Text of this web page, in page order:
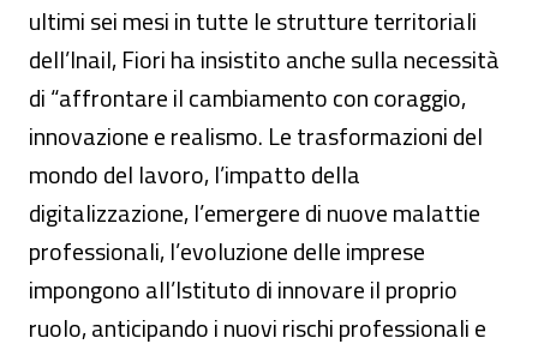
ultimi sei mesi in tutte le strutture territoriali
dell’Inail, Fiori ha insistito anche sulla necessità
di “affrontare il cambiamento con coraggio,
innovazione e realismo. Le trasformazioni del
mondo del lavoro, l’impatto della
digitalizzazione, l’emergere di nuove malattie
professionali, l’evoluzione delle imprese
impongono all’Istituto di innovare il proprio
ruolo, anticipando i nuovi rischi professionali e